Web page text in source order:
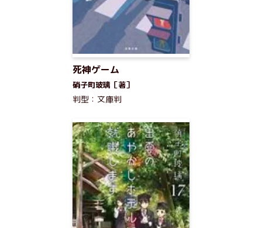
死神ゲーム
硝子町玻璃［著］
判型：文庫判